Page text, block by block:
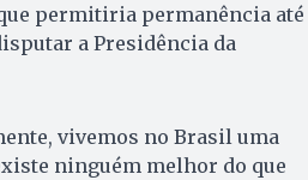
permitiria permanência até
a Presidência da
vivemos no Brasil uma
ninguém melhor do que